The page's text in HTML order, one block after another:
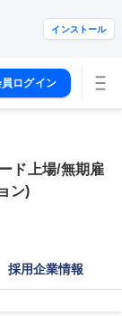
インストール
員ログイン
ド上場/無期雇
ン)
採用企業情報